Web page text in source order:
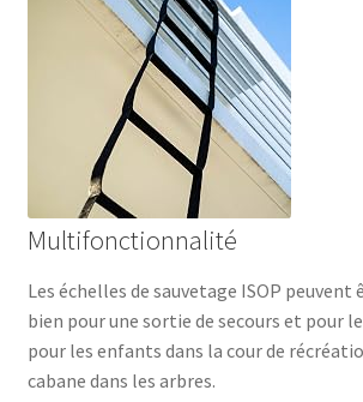
Multifonctionnalité
Les échelles de sauvetage ISOP peuvent
bien pour une sortie de secours et pour
pour les enfants dans la cour de
cabane dans les arbres.